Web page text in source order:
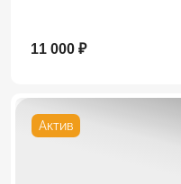
11 000 ₽
Актив